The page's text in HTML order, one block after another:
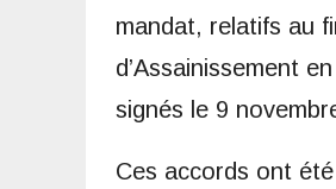
mandat, relatifs au
d’Assainissement
signés le 9
Ces accords ont